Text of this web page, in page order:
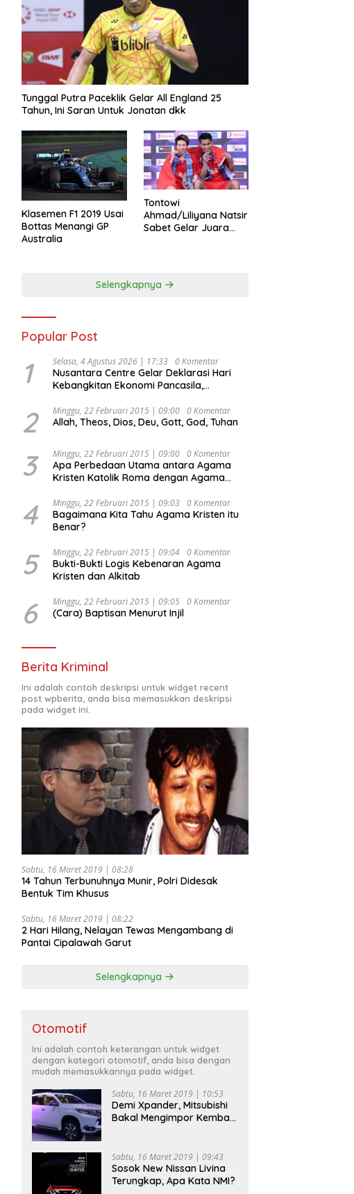
Tunggal Putra Paceklik Gelar All England 25
Tahun, Ini Saran Untuk Jonatan dkk
Klasemen F1 2019 Usai
Bottas Menangi GP
Australia
Tontowi
Ahmad/Liliyana Natsir
Sabet Gelar Juara
Selengkapnya
Popular Post
1 Selasa, 4 Agustus 2026 | 17:33 0 Komentar
Nusantara Centre Gelar Deklarasi Hari
Kebangkitan Ekonomi Pancasila,
Djojohadikusumo Anti Penjajahan
(Pergolakan Ekonomi Politik Indonesia) &
Undang Perekonomian Nasional dan
Kesejahteraan Sosial dalam Menata
Bangsa Menuju Indonesia Emas 2045”,
2 Minggu, 22 Februari 2015 | 09:00 0 Komentar
Allah, Theos, Dios, Deu, Gott, God, Tuhan
3 Minggu, 22 Februari 2015 | 09:00 0 Komentar
Apa Perbedaan Utama antara Agama
Kristen Katolik Roma dengan Agama
4 Minggu, 22 Februari 2015 | 09:03 0 Komentar
Bagaimana Kita Tahu Agama Kristen itu
Benar?
5 Minggu, 22 Februari 2015 | 09:04 0 Komentar
Bukti-Bukti Logis Kebenaran Agama
Kristen dan Alkitab
6 Minggu, 22 Februari 2015 | 09:05 0 Komentar
(Cara) Baptisan Menurut Injil
Berita Kriminal
Ini adalah contoh deskripsi untuk widget recent
post wpberita, anda bisa memasukkan deskripsi
pada widget ini.
Sabtu, 16 Maret 2019 | 08:28
14 Tahun Terbunuhnya Munir, Polri Didesak
Bentuk Tim Khusus
Sabtu, 16 Maret 2019 | 08:22
2 Hari Hilang, Nelayan Tewas Mengambang di
Pantai Cipalawah Garut
Selengkapnya
Otomotif
Ini adalah contoh keterangan untuk widget
dengan kategori otomotif, anda bisa dengan
mudah memasukkannya pada widget.
Sabtu, 16 Maret 2019 | 10:53
Demi Xpander, Mitsubishi
Bakal Mengimpor Kembali
Sabtu, 16 Maret 2019 | 09:43
Sosok New Nissan Livina
Terungkap, Apa Kata NMI?